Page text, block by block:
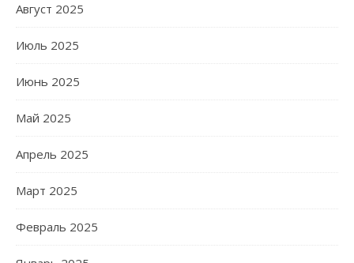
Август 2025
Июль 2025
Июнь 2025
Май 2025
Апрель 2025
Март 2025
Февраль 2025